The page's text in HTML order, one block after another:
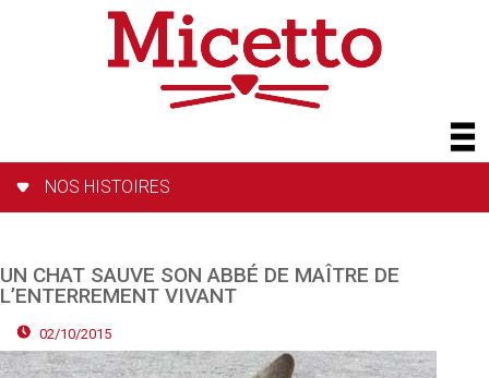
NOS HISTOIRES
UN CHAT SAUVE SON ABBÉ DE MAÎTRE DE
L’ENTERREMENT VIVANT
02/10/2015